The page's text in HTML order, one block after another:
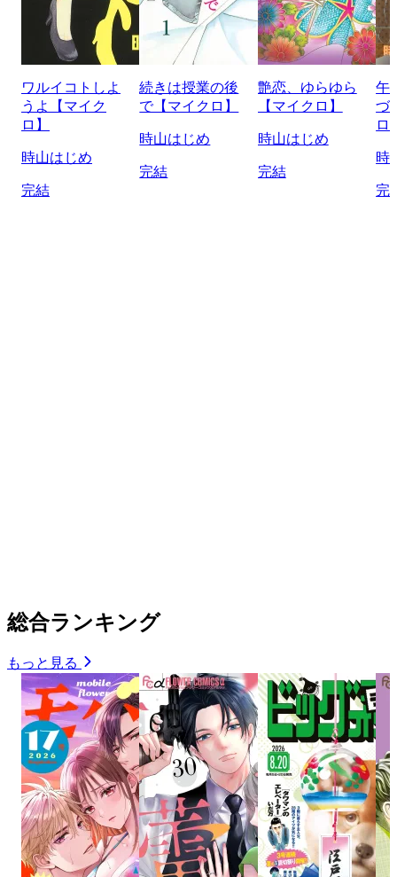
ワルイコトしよ
うよ【マイク
ロ】
時山はじめ
完結
続きは授業の後
で【マイクロ】
時山はじめ
完結
艶恋、ゆらゆら
【マイクロ】
時山はじめ
完結
午
づ
ロ
時
完
総合ランキング
もっと見る